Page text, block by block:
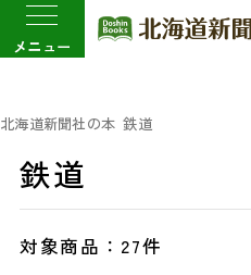
メニュー
北海道新聞社の本 鉄道
鉄道
対象商品： 27件